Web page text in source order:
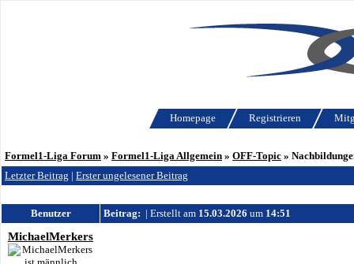
Homepage Registrieren
Formel1-Liga Forum » Formel1-Liga Allgemein » OFF-Topic »
Letzter Beitrag | Erster ungelesener Beitrag
Benutzer Beitrag: | Erstellt am 15.03.2026 um 14:51
MichaelMerkers